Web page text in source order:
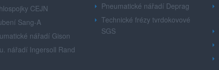
CEJN
Sang-A
nářadí Gison
nářadí Ingersoll Rand
Pneumatické nářadí Deprag
Technické frézy tvrdokovové
SGS